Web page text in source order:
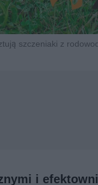
szczeniaki z
i